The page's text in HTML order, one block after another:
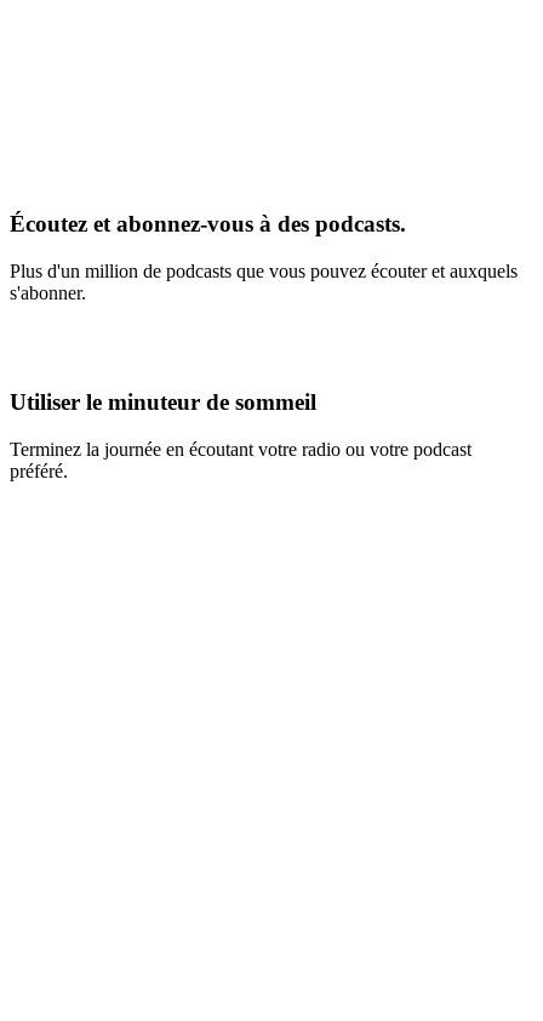
Écoutez et abonnez-vous à des podcasts.
Plus d'un million de podcasts que vous pouvez écouter et auxquels
s'abonner.
Utiliser le minuteur de sommeil
Terminez la journée en écoutant votre radio ou votre podcast
préféré.